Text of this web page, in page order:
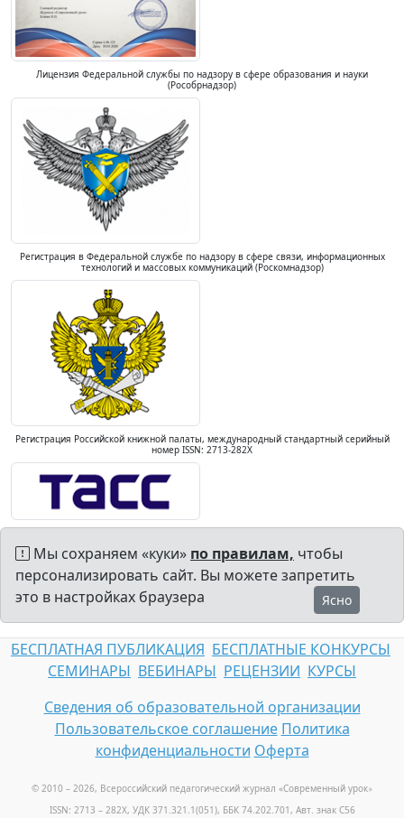
Лицензия Федеральной службы по надзору в сфере образования и науки
(Рособрнадзор)
Регистрация в Федеральной службе по надзору в сфере связи, информационных
технологий и массовых коммуникаций (Роскомнадзор)
Регистрация Российской книжной палаты, международный стандартный серийный
номер ISSN: 2713-282X
Мы сохраняем «куки» по правилам, чтобы
персонализировать сайт. Вы можете запретить
это в настройках браузера
Ясно
БЕСПЛАТНАЯ ПУБЛИКАЦИЯ БЕСПЛАТНЫЕ КОНКУРСЫ
СЕМИНАРЫ ВЕБИНАРЫ РЕЦЕНЗИИ КУРСЫ
Сведения об образовательной организации
Пользовательское соглашение Политика
конфиденциальности Оферта
© 2010 – 2026, Всероссийский педагогический журнал «Современный урок»
ISSN: 2713 – 282X, УДК 371.321.1(051), ББК 74.202.701, Авт. знак С56